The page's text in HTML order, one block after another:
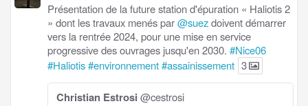
Présentation de la future station d'épuration « Haliotis 2
» dont les travaux menés par@suezdoivent démarrer
vers la rentrée 2024, pour une mise en service
progressive des ouvrages jusqu'en 2030. #Nice06
#Haliotis#environnement#assainissement 3
Christian Estrosi @cestrosi